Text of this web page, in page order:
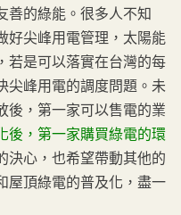
善的綠能。很多人不知
好尖峰用電管理，太陽能
若是可以落實在台灣的每
尖峰用電的調度問題。未
後，第一家可以售電的業
後，第一家購買綠電的環
決心，也希望帶動其他的
屋頂綠電的普及化，盡一